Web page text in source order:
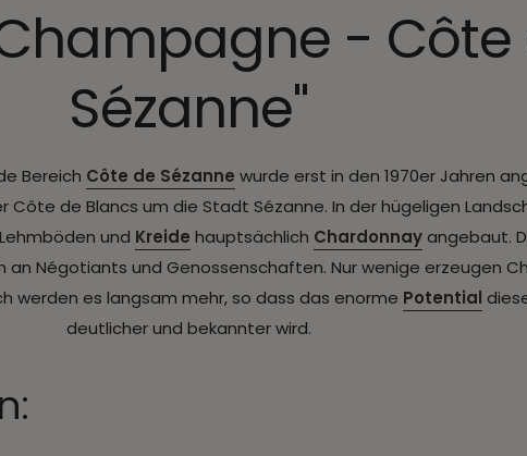
- Côte
Sézanne"
Bereich Côte de Sézanne wurde erst in den 1970er Jahren
Côte de Blancs um die Stadt Sézanne. In der hügeligen
und Kreide hauptsächlich Chardonnayangebaut.
an Négotiants und Genossenschaften. Nur wenige erzeugen
werden es langsam mehr, so dass das enorme Potential
deutlicher und bekannter wird.